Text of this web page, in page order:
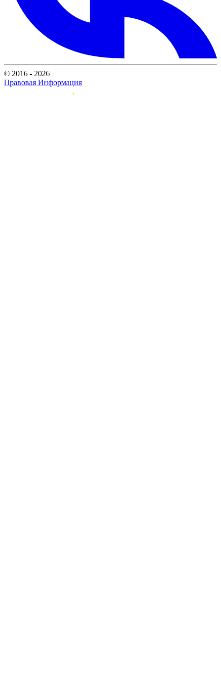
© 2016 - 2026
Правовая Информация